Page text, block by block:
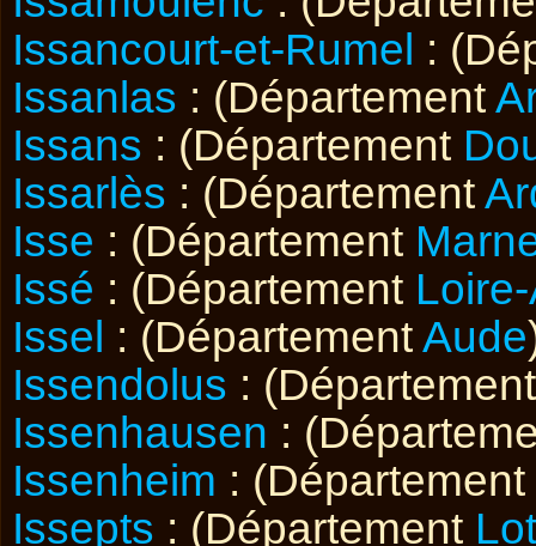
Issancourt-et-Rumel :
Issanlas : (Département
Issans : (Département
Issarlès : (Département
Isse : (Département
Issé : (Département
Issel : (DépartementAude
Issendolus :
Issenhausen :
Issenheim : (Département
Issepts : (Département Lot